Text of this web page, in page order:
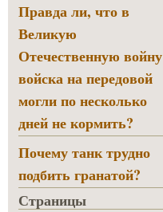
Правда ли, что в
Великую
Отечественную войну
войска на передовой
могли по несколько
дней не кормить?
Почему танк трудно
подбить гранатой?
Страницы